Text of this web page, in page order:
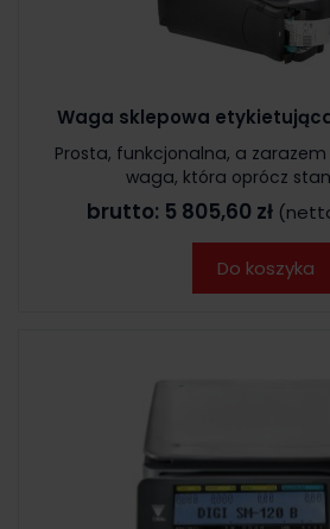
Waga sklepowa etykietująca
Prosta, funkcjonalna, a
waga, która oprócz
brutto: 5 805,60 zł
Do koszyka